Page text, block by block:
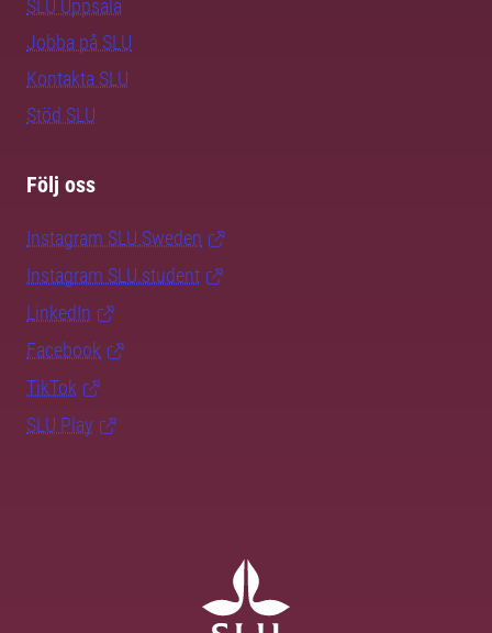
SLU Uppsala
Jobba på SLU
Kontakta SLU
Stöd SLU
Följ oss
Instagram SLU.Sweden
Instagram SLU.student
LinkedIn
Facebook
TikTok
SLU Play